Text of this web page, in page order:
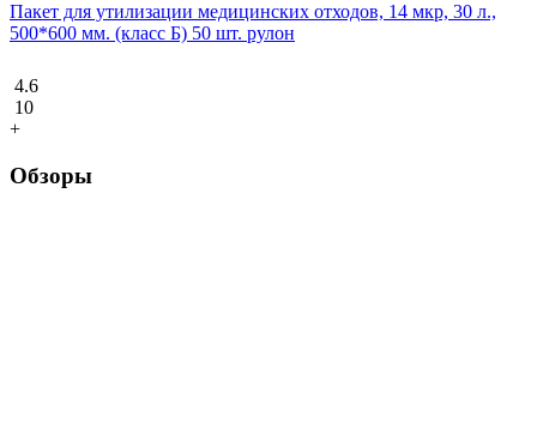
Пакет для утилизации медицинских отходов, 14 мкр, 30 л.,
500*600 мм. (класс Б) 50 шт. рулон
4.6
10
+
Обзоры